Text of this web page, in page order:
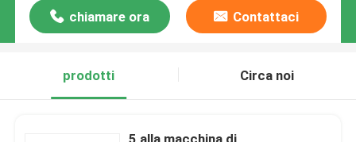
chiamare ora Contattaci
prodotti Circa noi
5 alla macchina di